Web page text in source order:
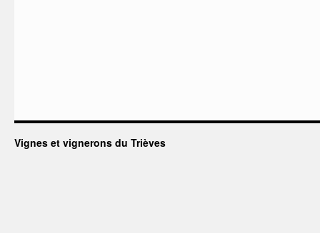
Vignes et vignerons du Trièves